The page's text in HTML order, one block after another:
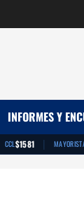
INFORMES Y
CCL$1581 |